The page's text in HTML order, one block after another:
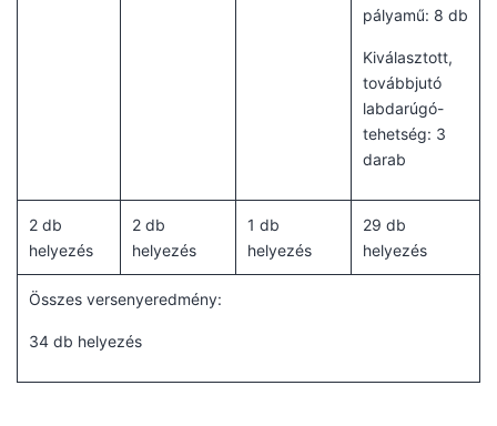
pályamű: 8 db
Kiválasztott,
továbbjutó
labdarúgó-
tehetség: 3
darab
2 db
helyezés
2 db
helyezés
1 db
helyezés
29 db
helyezés
Összes versenyeredmény:
34 db helyezés